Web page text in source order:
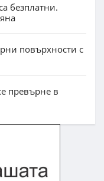
безплатни.
повърхности с
превърне в